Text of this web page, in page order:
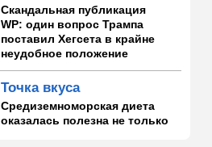
Скандальная публикация
WP: один вопрос Трампа
поставил Хегсета в крайне
неудобное положение
Точка вкуса
Средиземноморская диета
оказалась полезна не только